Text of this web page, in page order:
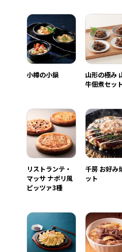
小樽の小鍋
山形の極み
牛佃煮セッ
リストランテ・
マッサ ナポリ風
ピッツァ3種
千房 お好み
ット